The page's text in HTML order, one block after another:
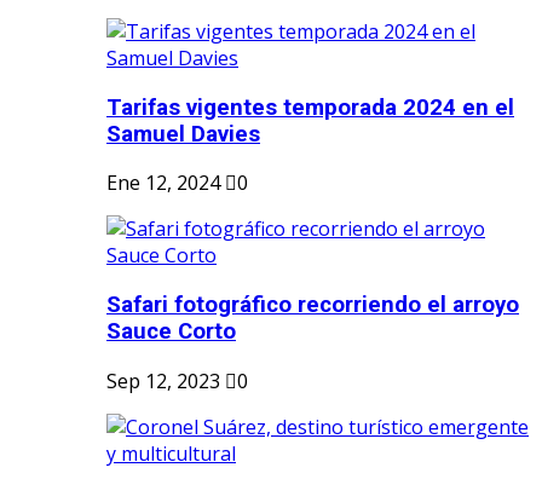
Tarifas vigentes temporada 2024 en el
Samuel Davies
Ene 12, 2024
0
Safari fotográfico recorriendo el arroyo
Sauce Corto
Sep 12, 2023
0